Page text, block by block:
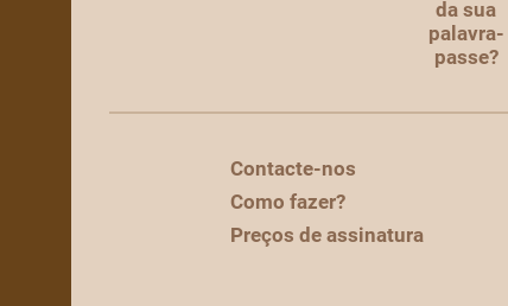
da sua
palavra-
passe?
Contacte-nos
Como fazer?
Preços de assinatura